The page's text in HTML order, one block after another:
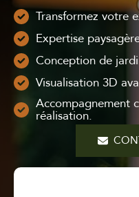
Transformez votre
Expertise
Conception de
Visualisation 3D
Accompagnement
réalisation.